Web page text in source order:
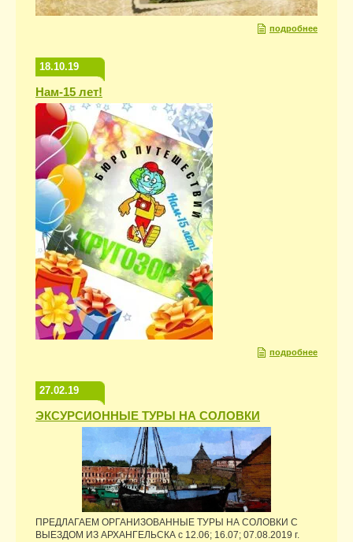
подробнее
18.10.19
Нам-15 лет!
подробнее
27.02.19
ЭКСУРСИОННЫЕ ТУРЫ НА СОЛОВКИ
ПРЕДЛАГАЕМ ОРГАНИЗОВАННЫЕ ТУРЫ НА СОЛОВКИ С
ВЫЕЗДОМ ИЗ АРХАНГЕЛЬСКА с 12.06; 16.07; 07.08.2019 г.